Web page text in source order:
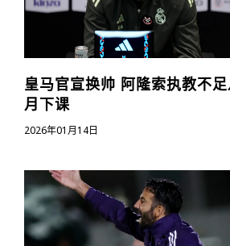
皇马官宣换帅 阿隆索执教不
月下课
2026年01月14日